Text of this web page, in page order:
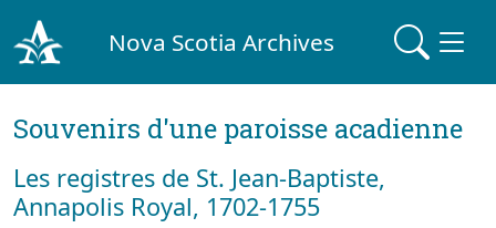
Nova Scotia Archives
Souvenirs d'une paroisse acadienne
Les registres de St. Jean-Baptiste,
Annapolis Royal, 1702-1755